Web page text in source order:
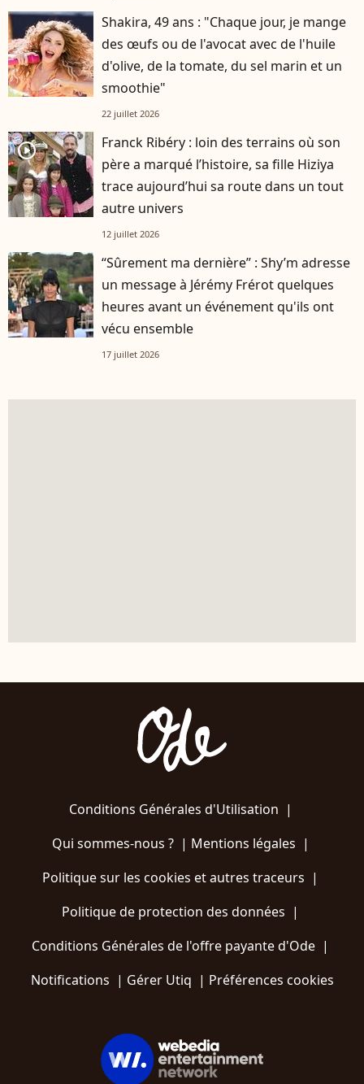
Shakira, 49 ans : "Chaque jour, je mange
des œufs ou de l'avocat avec de l'huile
d'olive, de la tomate, du sel marin et un
smoothie"
22 juillet 2026
player2
Franck Ribéry : loin des terrains où son
père a marqué l’histoire, sa fille Hiziya
trace aujourd’hui sa route dans un tout
autre univers
12 juillet 2026
“Sûrement ma dernière” : Shy’m adresse
un message à Jérémy Frérot quelques
heures avant un événement qu'ils ont
vécu ensemble
17 juillet 2026
Conditions Générales d'Utilisation |
Qui sommes-nous ?| Mentions légales |
Politique sur les cookies et autres traceurs |
Politique de protection des données |
Conditions Générales de l'offre payante d'Ode |
Notifications | Gérer Utiq | Préférences cookies